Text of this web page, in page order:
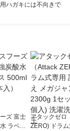
ハガキには不向きで
ズ 富士
ラベル
アタックゼロ
ZERO) ドラ